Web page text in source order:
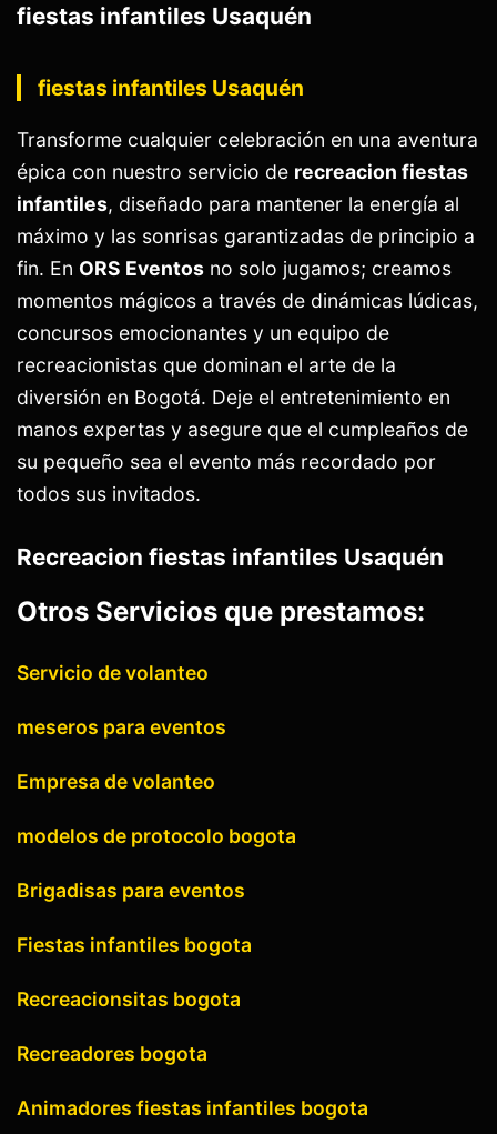
fiestas infantiles Usaquén
fiestas infantiles Usaquén
Transforme cualquier celebración en una aventura
épica con nuestro servicio de recreacion fiestas
infantiles, diseñado para mantener la energía al
máximo y las sonrisas garantizadas de principio a
fin. En ORS Eventos no solo jugamos; creamos
momentos mágicos a través de dinámicas lúdicas,
concursos emocionantes y un equipo de
recreacionistas que dominan el arte de la
diversión en Bogotá. Deje el entretenimiento en
manos expertas y asegure que el cumpleaños de
su pequeño sea el evento más recordado por
todos sus invitados.
Recreacion fiestas infantiles Usaquén
Otros Servicios que prestamos:
Servicio de volanteo
meseros para eventos
Empresa de volanteo
modelos de protocolo bogota
Brigadisas para eventos
Fiestas infantiles bogota
Recreacionsitas bogota
Recreadores bogota
Animadores fiestas infantiles bogota